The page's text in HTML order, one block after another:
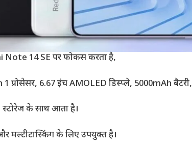
Note 14 SE पर फोकस करता है,
प्रोसेसर, 6.67 इंच AMOLED डिस्प्ले, 5000mAh बैटरी,
के साथ आता है।
मल्टीटास्किंग के लिए उपयुक्त है।